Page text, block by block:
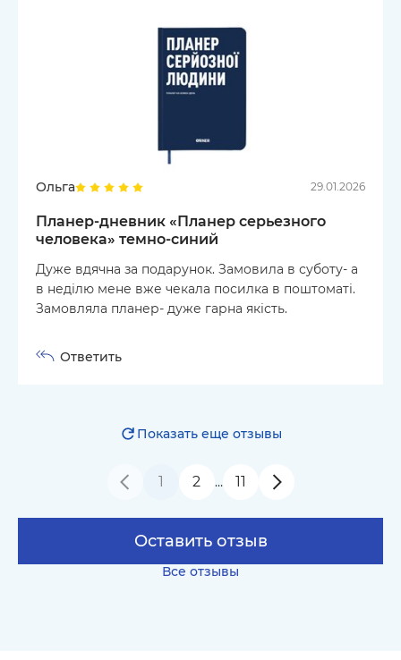
Ольга 29.01.2026
Планер-дневник «Планер серьезного
человека» темно-синий
Дуже вдячна за подарунок. Замовила в суботу- а
в неділю мене вже чекала посилка в поштоматі.
Замовляла планер- дуже гарна якість.
Ответить
Все отзывы
Оставить отзыв
Показать еще отзывы
1 2 … 11